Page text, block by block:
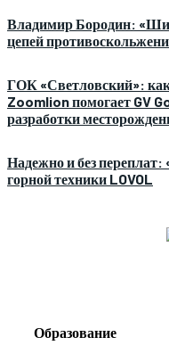
Владимир Бородин:
цепей
ГОК «Светловский»:
Zoomlion помогает GV
разработки
Надежно и без
горной техники LOVOL
Образование